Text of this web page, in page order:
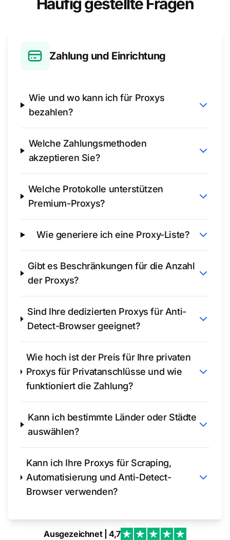
Zahlung und Einrichtung
Wie und wo kann ich für Proxys
bezahlen?
Welche Zahlungsmethoden
akzeptieren Sie?
Welche Protokolle unterstützen
Premium-Proxys?
Wie generiere ich eine Proxy-Liste?
Gibt es Beschränkungen für die Anzahl
der Proxys?
Sind Ihre dedizierten Proxys für Anti-
Detect-Browser geeignet?
Wie hoch ist der Preis für Ihre privaten
Proxys für Privatanschlüsse und wie
funktioniert die Zahlung?
Kann ich bestimmte Länder oder Städte
auswählen?
Kann ich Ihre Proxys für Scraping,
Automatisierung und Anti-Detect-
Browser verwenden?
Ausgezeichnet | 4,7